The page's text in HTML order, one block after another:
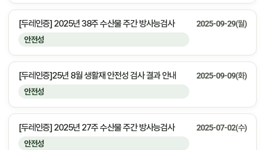
안전성
[두레인증] 2025년 38주 수산물 주간 방사능검사 2025-09-29(월)
안전성
[두레인증]25년 8월 생활재 안전성 검사 결과 안내 2025-09-09(화)
안전성
[두레인증] 2025년 27주 수산물 주간 방사능검사 2025-07-02(수)